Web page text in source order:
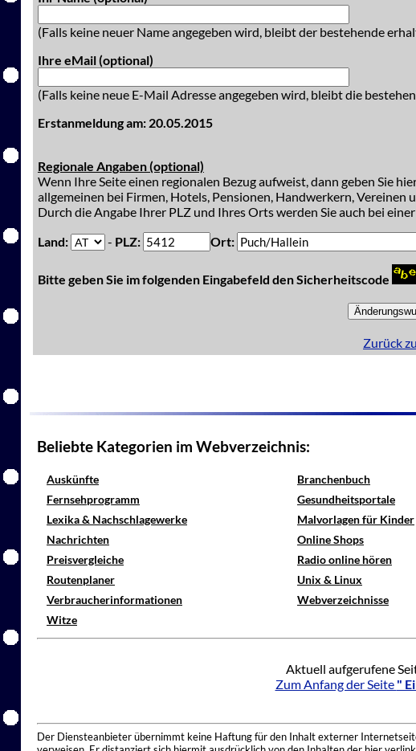
(Falls keine neuer Name angegeben wird, bleibt der bestehende
Ihre eMail (optional)
(Falls keine neue E-Mail Adresse angegeben wird, bleibt die
Erstanmeldung am: 20.05.2015
Regionale Angaben (optional)
Wenn Ihre Seite einen regionalen Bezug aufweist, dann geben Sie
allgemeinen bei Firmen, Hotels, Pensionen, Handwerkern, Vereinen
Durch die Angabe Ihrer PLZ und Ihres Orts werden Sie auch bei
Land:
- PLZ: Ort:
Bitte geben Sie im folgenden Eingabefeld den Sicherheitscode
Zurück
Beliebte Kategorien im Webverzeichnis:
Auskünfte Branchenbuch
Fernsehprogramm
Gesundheitsportale
Lexika & Nachschlagewerke
Malvorlagen für Kinder
Nachrichten
Online Shops
Preisvergleiche
Radio online hören
Routenplaner
Unix & Linux
Verbraucherinformationen
Webverzeichnisse
Witze
Aktuell aufgerufene
Zum Anfang der Seite "
Der Diensteanbieter übernimmt keine Haftung für den Inhalt externer